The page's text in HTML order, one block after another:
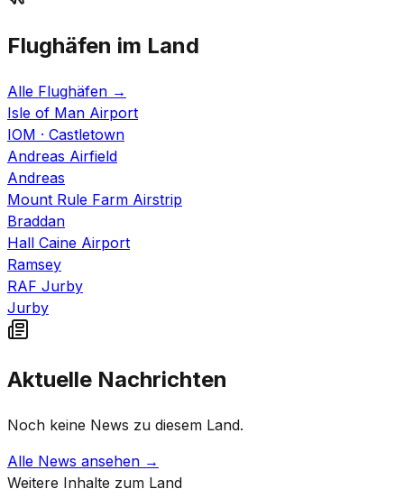
Flughäfen im Land
Alle Flughäfen →
Isle of Man Airport
IOM · Castletown
Andreas Airfield
Andreas
Mount Rule Farm Airstrip
Braddan
Hall Caine Airport
Ramsey
RAF Jurby
Jurby
Aktuelle Nachrichten
Noch keine News zu diesem Land.
Alle News ansehen →
Weitere Inhalte zum Land